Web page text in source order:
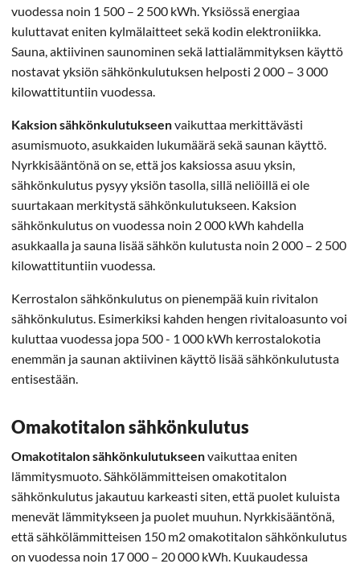
vuodessa noin 1 500 – 2 500 kWh. Yksiössä energiaa
kuluttavat eniten kylmälaitteet sekä kodin elektroniikka.
Sauna, aktiivinen saunominen sekä lattialämmityksen käyttö
nostavat yksiön sähkönkulutuksen helposti 2 000 – 3 000
kilowattituntiin vuodessa.
Kaksion sähkönkulutukseenvaikuttaa merkittävästi
asumismuoto, asukkaiden lukumäärä sekä saunan käyttö.
Nyrkkisääntönä on se, että jos kaksiossa asuu yksin,
sähkönkulutus pysyy yksiön tasolla, sillä neliöillä ei ole
suurtakaan merkitystä sähkönkulutukseen. Kaksion
sähkönkulutus on vuodessa noin 2 000 kWh kahdella
asukkaalla ja sauna lisää sähkön kulutusta noin 2 000 – 2 500
kilowattituntiin vuodessa.
Kerrostalon sähkönkulutus on pienempää kuin rivitalon
sähkönkulutus. Esimerkiksi kahden hengen rivitaloasunto voi
kuluttaa vuodessa jopa 500 - 1 000 kWh kerrostalokotia
enemmän ja saunan aktiivinen käyttö lisää sähkönkulutusta
entisestään.
Omakotitalon sähkönkulutus
Omakotitalon sähkönkulutukseenvaikuttaa eniten
lämmitysmuoto. Sähkölämmitteisen omakotitalon
sähkönkulutus jakautuu karkeasti siten, että puolet kuluista
menevät lämmitykseen ja puolet muuhun. Nyrkkisääntönä,
että sähkölämmitteisen 150 m2 omakotitalon sähkönkulutus
on vuodessa noin 17 000 – 20 000 kWh. Kuukaudessa